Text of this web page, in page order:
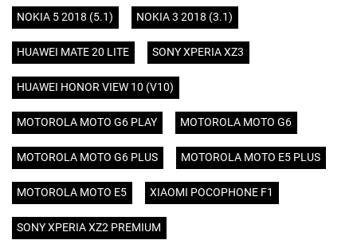
NOKIA 5 2018 (5.1) NOKIA 3 2018 (3.1)
HUAWEI MATE 20 LITE SONY XPERIA XZ3
HUAWEI HONOR VIEW 10 (V10)
MOTOROLA MOTO G6 PLAY MOTOROLA MOTO G6
MOTOROLA MOTO G6 PLUS MOTOROLA MOTO E5 PLUS
MOTOROLA MOTO E5 XIAOMI POCOPHONE F1
SONY XPERIA XZ2 PREMIUM